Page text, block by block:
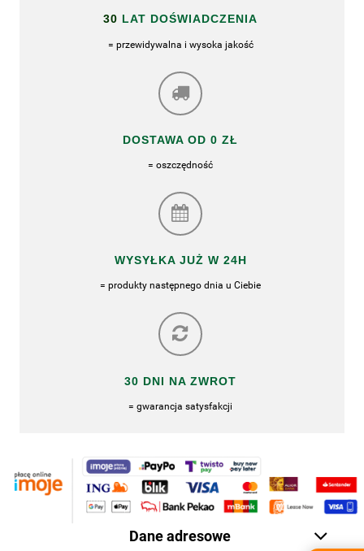
30 LAT DOŚWIADCZENIA
= przewidywalna i wysoka jakość
DOSTAWA OD 0 ZŁ
= oszczędność
WYSYŁKA JUŻ W 24H
= produkty następnego dnia u Ciebie
30 DNI NA ZWROT
= gwarancja satysfakcji
Dane adresowe